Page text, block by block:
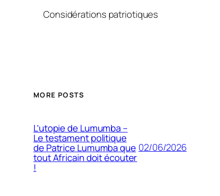
Considérations patriotiques
MORE POSTS
L’utopie de Lumumba –
Le testament politique
de Patrice Lumumba que
tout Africain doit écouter
!
02/06/2026